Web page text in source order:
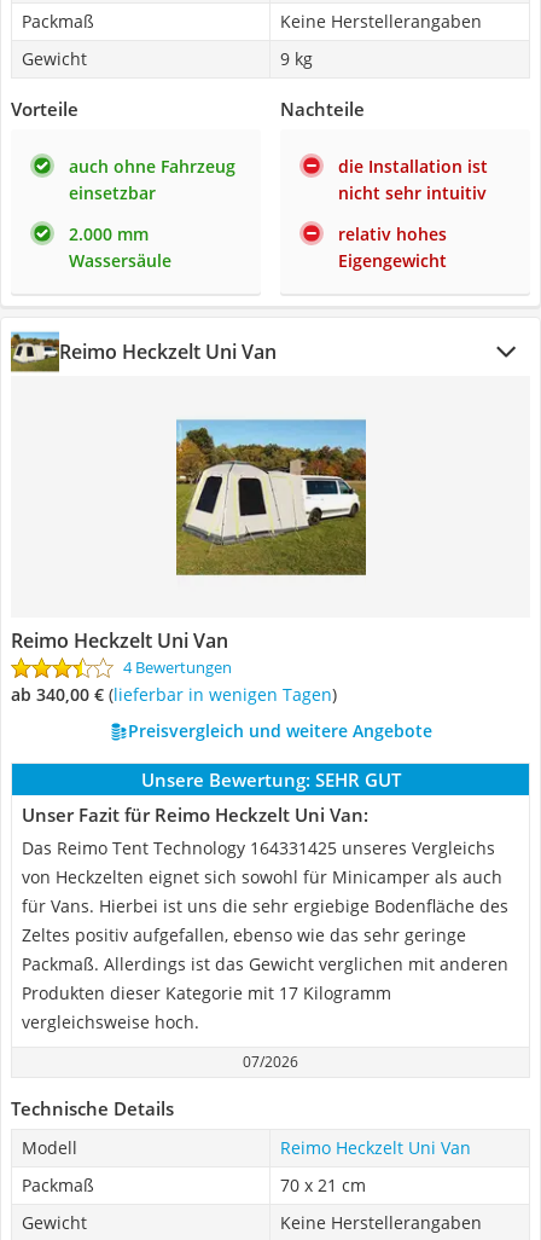
Packmaß
Keine Herstellerangaben
Gewicht
9 kg
Vorteile
auch ohne Fahrzeug
einsetzbar
2.000 mm
Wassersäule
Nachteile
die Installation ist
nicht sehr intuitiv
relativ hohes
Eigengewicht
Reimo Heckzelt Uni Van
Reimo Heckzelt Uni Van
4 Bewertungen
ab 340,00 € ( Lieferbar in wenigen Tagen)
Preisvergleich und weitere Angebote
Unsere Bewertung: SEHR GUT
Unser Fazit für Reimo Heckzelt Uni Van:
Das Reimo Tent Technology 164331425 unseres Vergleichs
von Heckzelten eignet sich sowohl für Minicamper als auch
für Vans. Hierbei ist uns die sehr ergiebige Bodenfläche des
Zeltes positiv aufgefallen, ebenso wie das sehr geringe
Packmaß. Allerdings ist das Gewicht verglichen mit anderen
Produkten dieser Kategorie mit 17 Kilogramm
vergleichsweise hoch.
07/2026
Technische Details
Modell
Reimo Heckzelt Uni Van
Packmaß
70 x 21 cm
Gewicht
Keine Herstellerangaben